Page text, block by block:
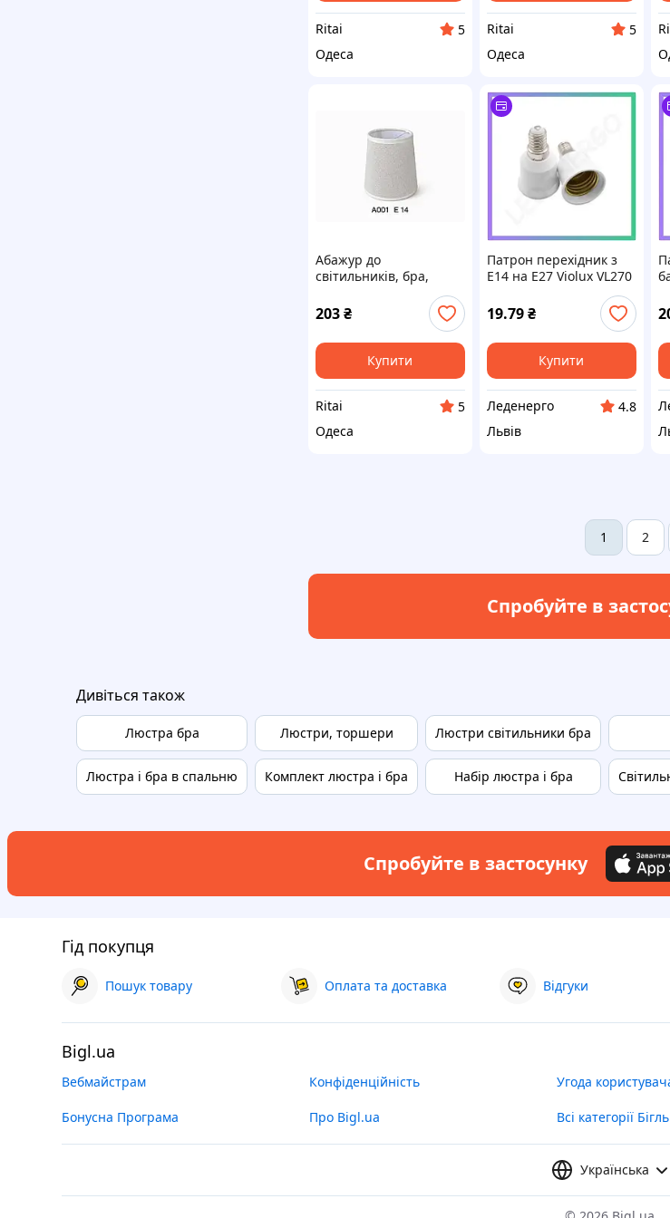
Ritai
5
Одеса
Ritai
5
Одеса
Абажур до
світильників, бра,
настільних ламп
203₴
Купити
Ritai
5
Одеса
Патрон перехідник з
E14 на E27 Violux VL270
білий для світильників
бра люстр торшерів
19.79₴
Купити
Леденерго
4.8
Львів
1 2
Спробуйте в
Дивіться також
Люстра бра
Люстра і бра в спальню
Люстри, торшери
Комплект люстра і бра
Люстри світильники бра
Набір люстра і бра
Спробуйте в застосунку
Гід покупця
Пошук товару Оплата та доставка Відгуки
Bigl.ua
Вебмайстрам Конфіденційність Угода
Бонусна Програма Про Bigl.ua Всі категорії
Українська